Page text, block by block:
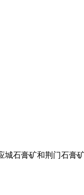
石膏矿和荆门石膏